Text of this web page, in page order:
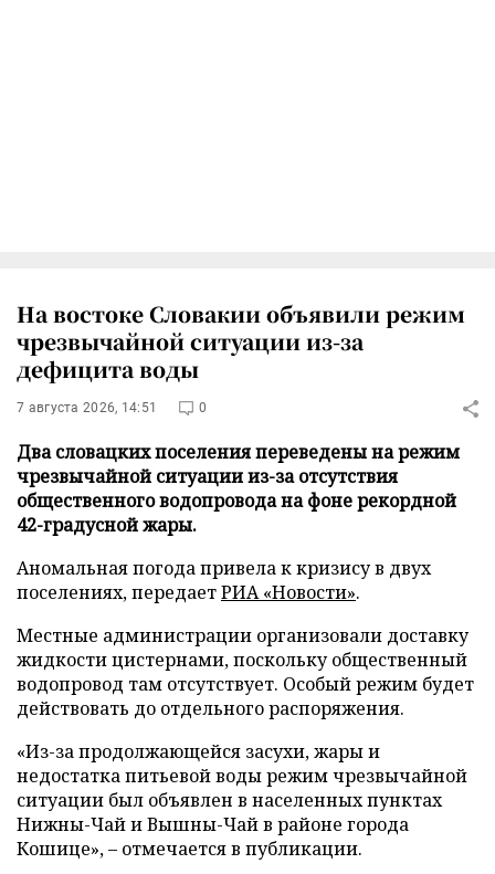
На востоке Словакии объявили режим
чрезвычайной ситуации из-за
дефицита воды
7 августа 2026, 14:51 0
Два словацких поселения переведены на режим
чрезвычайной ситуации из-за отсутствия
общественного водопровода на фоне рекордной
42-градусной жары.
Аномальная погода привела к кризису в двух
поселениях, передаетРИА «Новости».
Местные администрации организовали доставку
жидкости цистернами, поскольку общественный
водопровод там отсутствует. Особый режим будет
действовать до отдельного распоряжения.
«Из-за продолжающейся засухи, жары и
недостатка питьевой воды режим чрезвычайной
ситуации был объявлен в населенных пунктах
Нижны-Чай и Вышны-Чай в районе города
Кошице», – отмечается в публикации.